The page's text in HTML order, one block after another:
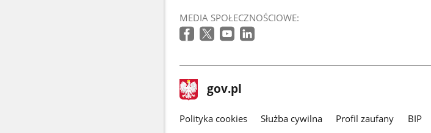
MEDIA SPOŁECZNOŚCIOWE:
stopka
gov.pl Strona
gov.pl
gov.pl
Polityka cookies Służba cywilna Profil zaufany BIP